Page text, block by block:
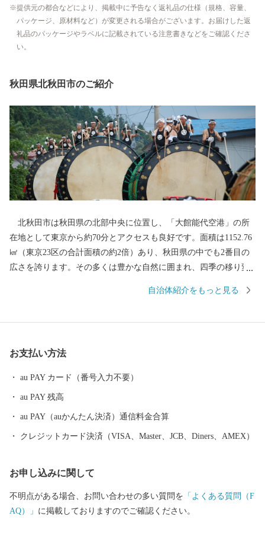
提供元の都合などにより、掲載中に予告なく返礼品の仕様（規格、容量、
パッケージ、原材料など）が変更される場合がございます。お届けした返
礼品のパッケージやラベルに記載されている注意書きなどをご確認くださ
い。
秋田県北秋田市のご紹介
北秋田市は秋田県の北部中央に位置し、「大館能代空港」の所
在地として東京から約70分とアクセスも良好です。面積は1152.76
㎢（東京23区の合計面積の約2倍）あり、秋田県の中でも2番目の
広さを誇ります。その多くは豊かな自然に囲まれ、四季の移り変
数えられる『森吉山』では、多種多様な高山植物はもちろん、冬
ギ発祥の地として、その文化を色濃く伝えています。 北秋田市
雄大な山々が広がり、日本の原風景を感じることができます。沿
線にある前田南駅は、大ヒットアニメ映画の劇中に登場した駅の
モデルということで話題にもなりました。 その他、世界一の綴
楽しみ方ができるまちです。
自治体紹介をもっと見る
お支払い方法
au PAY カード（番号入力不要）
au PAY 残高
au PAY（auかんたん決済）通信料金合算
クレジットカード決済（VISA、Master、JCB、Diners、AMEX）
お申し込みに関して
不明点がある場合、お問い合わせの多い質問を 「よくある質問（F
AQ）」 に掲載しておりますのでご確認ください。